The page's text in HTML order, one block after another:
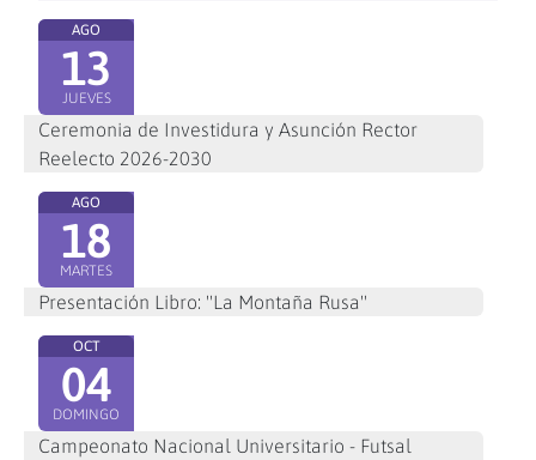
AGO
13
JUEVES
Ceremonia de Investidura y Asunción Rector
Reelecto 2026-2030
AGO
18
MARTES
Presentación Libro: "La Montaña Rusa"
OCT
04
DOMINGO
Campeonato Nacional Universitario - Futsal